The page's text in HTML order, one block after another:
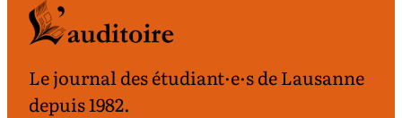
Le journal des étudiant·e·s de Lausanne
depuis 1982.